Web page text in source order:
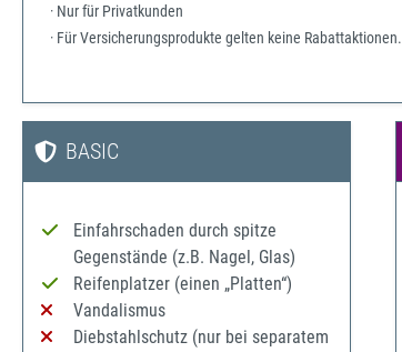
· Nur für Privatkunden
· Für Versicherungsprodukte gelten keine Rabattaktionen.
BASIC
Einfahrschaden durch spitze
Gegenstände (z.B. Nagel, Glas)
Reifenplatzer (einen „Platten“)
Vandalismus
Diebstahlschutz (nur bei separatem